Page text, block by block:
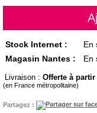
Stock Internet :
En
Magasin Nantes :
En
Livraison : Offerte à
(en France métropolitaine)
Partagez :